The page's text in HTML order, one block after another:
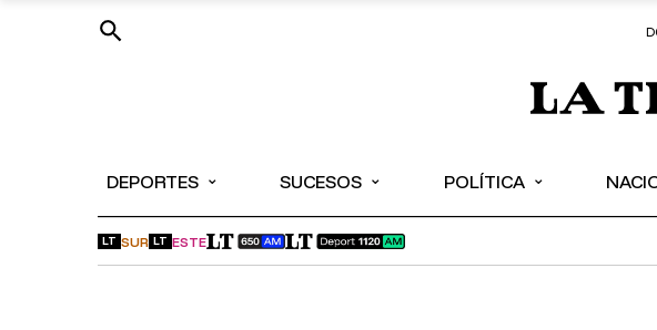
DEPORTES ⌄ SUCESOS ⌄ POLÍTICA ⌄
LT SUR LT ESTE